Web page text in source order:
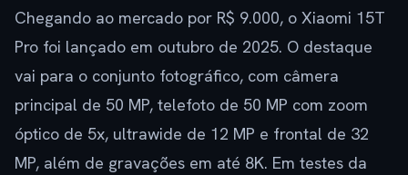
Chegando ao mercado por R$ 9.000, o Xiaomi 15T
Pro foi lançado em outubro de 2025. O destaque
vai para o conjunto fotográfico, com câmera
principal de 50 MP, telefoto de 50 MP com zoom
óptico de 5x, ultrawide de 12 MP e frontal de 32
MP, além de gravações em até 8K. Em testes da